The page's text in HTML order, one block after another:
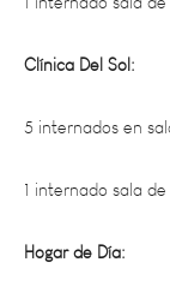
Clínica Del Sol:
5 internados en sala
1 internado sala
Hogar de Día: